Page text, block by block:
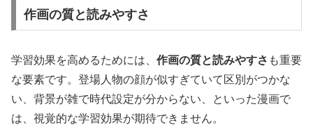
作画の質と読みやすさ
学習効果を高めるためには、 作画の質と読みやすさ も重要
な要素です。登場人物の顔が似すぎていて区別がつかな
い、背景が雑で時代設定が分からない、といった漫画で
は、視覚的な学習効果が期待できません。